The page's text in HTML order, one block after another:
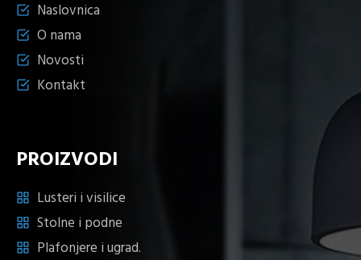
Naslovnica
O nama
Novosti
Kontakt
PROIZVODI
Lusteri i visilice
Stolne i podne
Plafonjere i ugrad.